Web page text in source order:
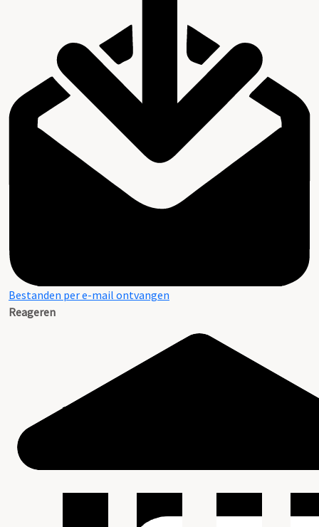
Bestanden per e-mail ontvangen
Reageren